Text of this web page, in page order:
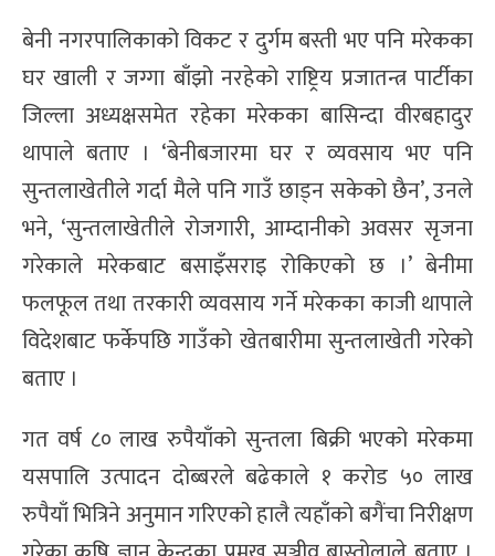
बेनी नगरपालिकाको विकट र दुर्गम बस्ती भए पनि मरेकका
घर खाली र जग्गा बाँझो नरहेको राष्ट्रिय प्रजातन्त्र पार्टीका
जिल्ला अध्यक्षसमेत रहेका मरेकका बासिन्दा वीरबहादुर
थापाले बताए । ‘बेनीबजारमा घर र व्यवसाय भए पनि
सुन्तलाखेतीले गर्दा मैले पनि गाउँ छाड्न सकेको छैन’, उनले
भने, ‘सुन्तलाखेतीले रोजगारी, आम्दानीको अवसर सृजना
गरेकाले मरेकबाट बसाइँसराइ रोकिएको छ ।’ बेनीमा
फलफूल तथा तरकारी व्यवसाय गर्ने मरेकका काजी थापाले
विदेशबाट फर्केपछि गाउँको खेतबारीमा सुन्तलाखेती गरेको
बताए ।
गत वर्ष ८० लाख रुपैयाँको सुन्तला बिक्री भएको मरेकमा
यसपालि उत्पादन दोब्बरले बढेकाले १ करोड ५० लाख
रुपैयाँ भित्रिने अनुमान गरिएको हालै त्यहाँको बगैंचा निरीक्षण